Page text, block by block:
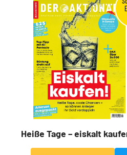
Heiße Tage – eiskalt